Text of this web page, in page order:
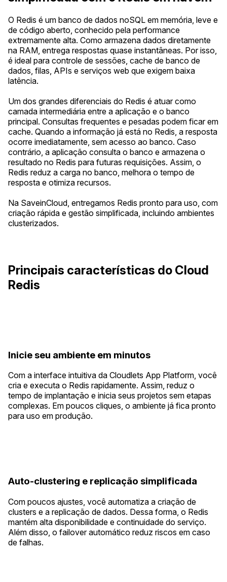
O Redis é um banco de dados noSQL em memória, leve e
de código aberto, conhecido pela performance
extremamente alta. Como armazena dados diretamente
na RAM, entrega respostas quase instantâneas. Por isso,
é ideal para controle de sessões, cache de banco de
dados, filas, APIs e serviços web que exigem baixa
latência.
Um dos grandes diferenciais do Redis é atuar como
camada intermediária entre a aplicação e o banco
principal. Consultas frequentes e pesadas podem ficar em
cache. Quando a informação já está no Redis, a resposta
ocorre imediatamente, sem acesso ao banco. Caso
contrário, a aplicação consulta o banco e armazena o
resultado no Redis para futuras requisições. Assim, o
Redis reduz a carga no banco, melhora o tempo de
resposta e otimiza recursos.
Na SaveinCloud, entregamos Redis pronto para uso, com
criação rápida e gestão simplificada, incluindo ambientes
clusterizados.
Principais características do Cloud
Redis
Inicie seu ambiente em minutos
Com a interface intuitiva da Cloudlets App Platform, você
cria e executa o Redis rapidamente. Assim, reduz o
tempo de implantação e inicia seus projetos sem etapas
complexas. Em poucos cliques, o ambiente já fica pronto
para uso em produção.
Auto-clustering e replicação simplificada
Com poucos ajustes, você automatiza a criação de
clusters e a replicação de dados. Dessa forma, o Redis
mantém alta disponibilidade e continuidade do serviço.
Além disso, o failover automático reduz riscos em caso
de falhas.